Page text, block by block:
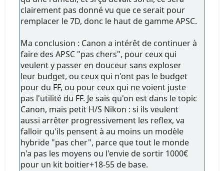
clairement pas donné vu que ce serait pour
remplacer le 7D, donc le haut de gamme APSC.
Ma conclusion : Canon a intérêt de continuer à
faire des APSC "pas chers", pour ceux qui
veulent y passer en douceur sans exploser
leur budget, ou ceux qui n'ont pas le budget
pour du FF, ou pour ceux qui ne voient juste
pas l'utilité du FF. Je sais qu'on est dans le topic
Canon, mais petit H/S Nikon : si ils veulent
aussi arrêter progressivement les reflex, va
falloir qu'ils pensent à au moins un modèle
hybride "pas cher", parce que tout le monde
n'a pas les moyens ou l'envie de sortir 1000€
pour un kit boitier+18-55 de base.